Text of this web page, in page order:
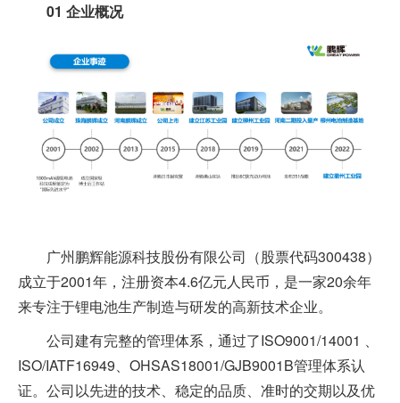
01 企业概况
广州鹏辉能源科技股份有限公司（股票代码300438）
成立于2001年，注册资本4.6亿元人民币，是一家20余年
来专注于锂电池生产制造与研发的高新技术企业。
公司建有完整的管理体系，通过了ISO9001/14001 、
ISO/IATF16949、OHSAS18001/GJB9001B管理体系认
证。公司以先进的技术、稳定的品质、准时的交期以及优